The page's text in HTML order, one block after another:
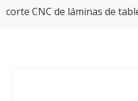
corte CNC de láminas de